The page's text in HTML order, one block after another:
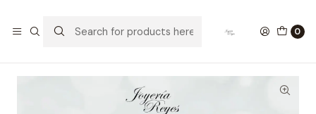
0
Anillo de plata rodinada fabricación Italiana - ley 925 -
modelo SL32572A1